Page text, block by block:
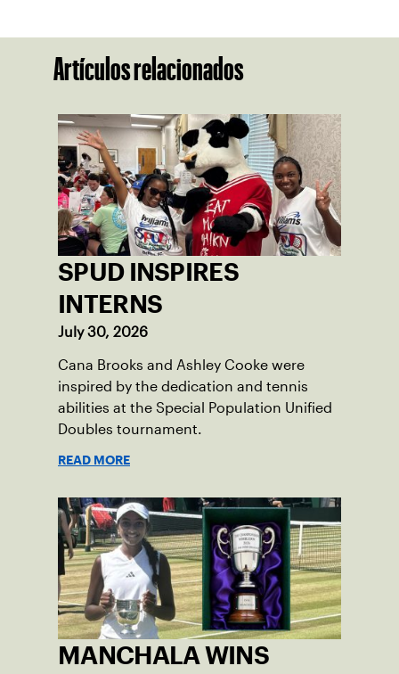
Artículos relacionados
SPUD INSPIRES
INTERNS
July 30, 2026
Cana Brooks and Ashley Cooke were
inspired by the dedication and tennis
abilities at the Special Population Unified
Doubles tournament.
READ MORE
MANCHALA WINS